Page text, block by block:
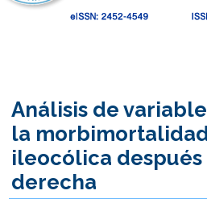
Análisis de
la
ileocólica
derecha